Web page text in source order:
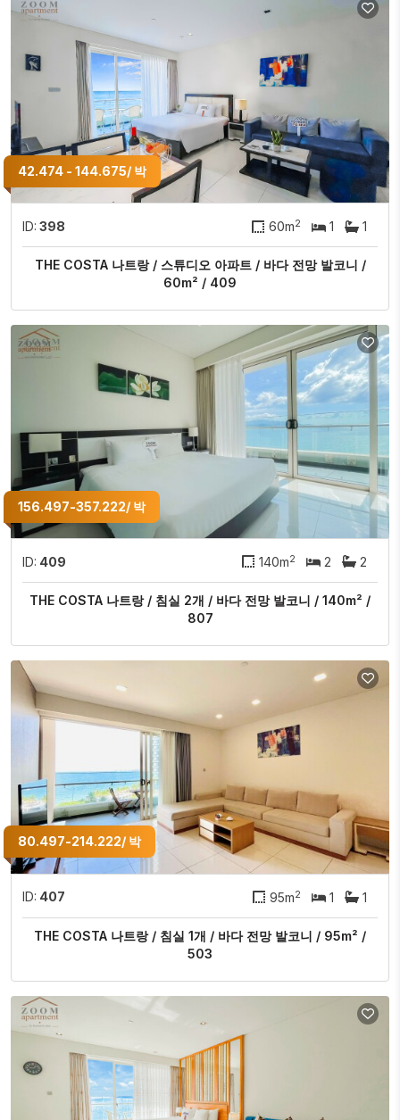
42.474 - 144.675/ 박
ID: 398 60m2 1 1
THE COSTA 나트랑 / 스튜디오 아파트 / 바다 전망 발코니 /
60m² / 409
156.497-357.222/ 박
ID: 409 140m2 2 2
THE COSTA 나트랑 / 침실 2개 / 바다 전망 발코니 / 140m² /
807
80.497-214.222/ 박
ID: 407 95m2 1 1
THE COSTA 나트랑 / 침실 1개 / 바다 전망 발코니 / 95m² /
503